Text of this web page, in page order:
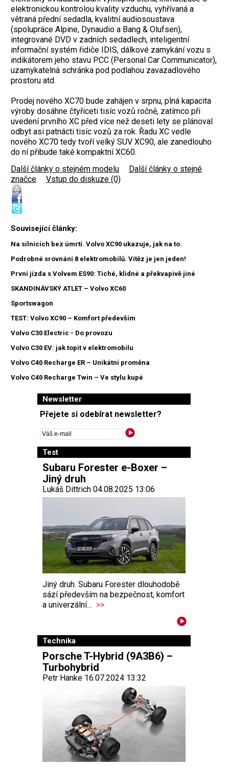
elektronickou kontrolou kvality vzduchu, vyhřívaná a
větraná přední sedadla, kvalitní audiosoustava
(spolupráce Alpine, Dynaudio a Bang & Olufsen),
integrované DVD v zadních sedadlech, inteligentní
informační systém řidiče IDIS, dálkové zamykání vozu s
indikátorem jeho stavu PCC (Personal Car Communicator),
uzamykatelná schránka pod podlahou zavazadlového
prostoru atd.
Prodej nového XC70 bude zahájen v srpnu, plná kapacita
výroby dosáhne čtyřiceti tisíc vozů ročně, zatímco při
uvedení prvního XC před více než deseti lety se plánoval
odbyt asi patnácti tisíc vozů za rok. Řadu XC vedle
nového XC70 tedy tvoří velký SUV XC90, ale zanedlouho
do ní přibude také kompaktní XC60.
Další články o stejném modelu
Další články o stejné
značce
Vstup do diskuze (0)
Související články:
Na silnicích bez úmrtí. Volvo XC90 ukazuje, jak na to.
Podrobné srovnání 8 elektromobilů. Vítěz je jen jeden!
První jízda s Volvem ES90: Tiché, klidné a překvapivě jiné
SKANDINÁVSKÝ ATLET – Volvo XC60
Sportswagon
TEST: Volvo XC90 – Komfort především
Volvo C30 Electric - Do provozu
Volvo C30 EV: jak topit v elektromobilu
Volvo C40 Recharge ER – Unikátní proměna
Volvo C40 Recharge Twin – Ve stylu kupé
Newsletter
Přejete si odebírat newsletter?
Test
Subaru Forester e-Boxer –
Jiný druh
Lukáš Dittrich 04.08.2025 13:06
Jiný druh. Subaru Forester dlouhodobě
sází především na bezpečnost, komfort
a univerzální... >>
Technika
Porsche T-Hybrid (9A3B6) –
Turbohybrid
Petr Hanke 16.07.2024 13:32